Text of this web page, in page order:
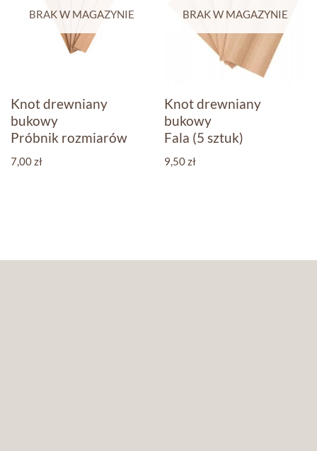
BRAK W MAGAZYNIE
Knot drewniany
bukowy
Próbnik rozmiarów
7,00zł
BRAK W MAGAZYNIE
Knot drewniany
bukowy
Fala (5 sztuk)
9,50zł